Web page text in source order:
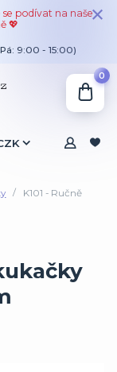
podívat na naše
💖
9:00 - 15:00)
0
K101 - Ručně